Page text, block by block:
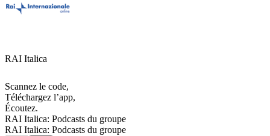
RAI Italica
Scannez le code,
Téléchargez l’app,
Écoutez.
RAI Italica: Podcasts du groupe
RAI Italica: Podcasts du groupe